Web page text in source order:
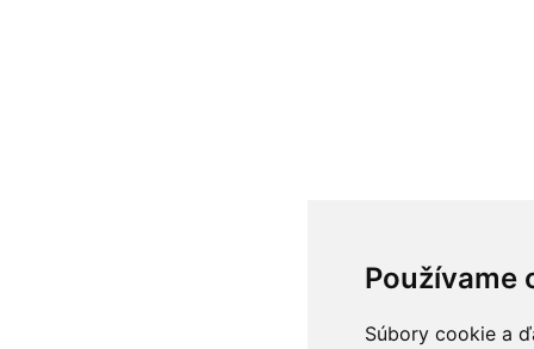
Používame
Súbory cookie a